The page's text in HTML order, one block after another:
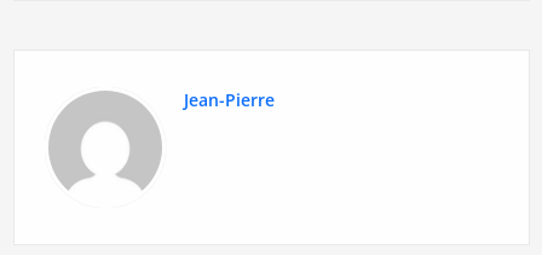
Jean-Pierre